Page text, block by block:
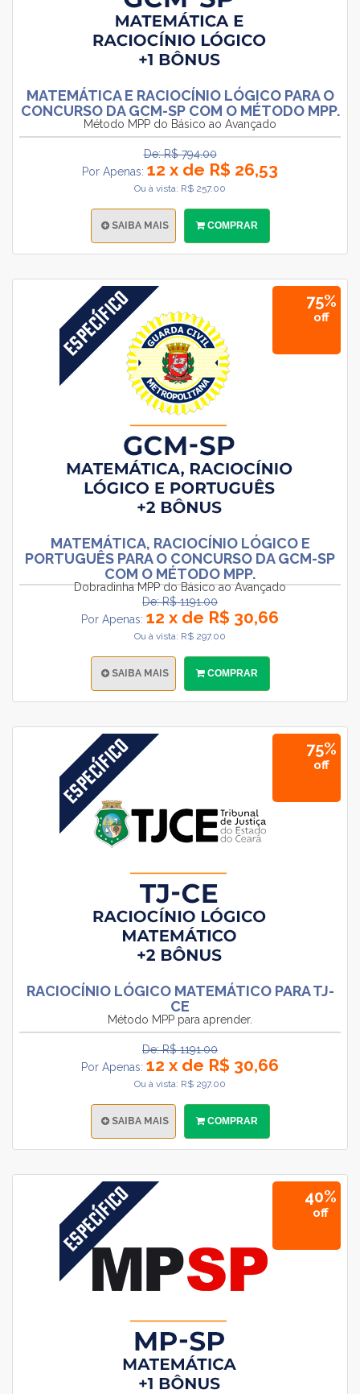
MATEMÁTICA E RACIOCÍNIO LÓGICO PARA O
CONCURSO DA GCM-SP COM O MÉTODO MPP.
Método MPP do Básico ao Avançado
De: R$ 794.00
Por Apenas: 12 x de R$ 26,53
Ou à vista: R$ 257.00
SAIBA MAIS COMPRAR
75%
off
MATEMÁTICA, RACIOCÍNIO LÓGICO E
PORTUGUÊS PARA O CONCURSO DA GCM-SP
COM O MÉTODO MPP.
Dobradinha MPP do Básico ao Avançado
De: R$ 1191.00
Por Apenas: 12 x de R$ 30,66
Ou à vista: R$ 297.00
SAIBA MAIS COMPRAR
75%
off
RACIOCÍNIO LÓGICO MATEMÁTICO PARA TJ-
CE
Método MPP para aprender.
De: R$ 1191.00
Por Apenas: 12 x de R$ 30,66
Ou à vista: R$ 297.00
SAIBA MAIS COMPRAR
40%
off